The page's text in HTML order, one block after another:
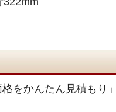
をかんたん見積もり